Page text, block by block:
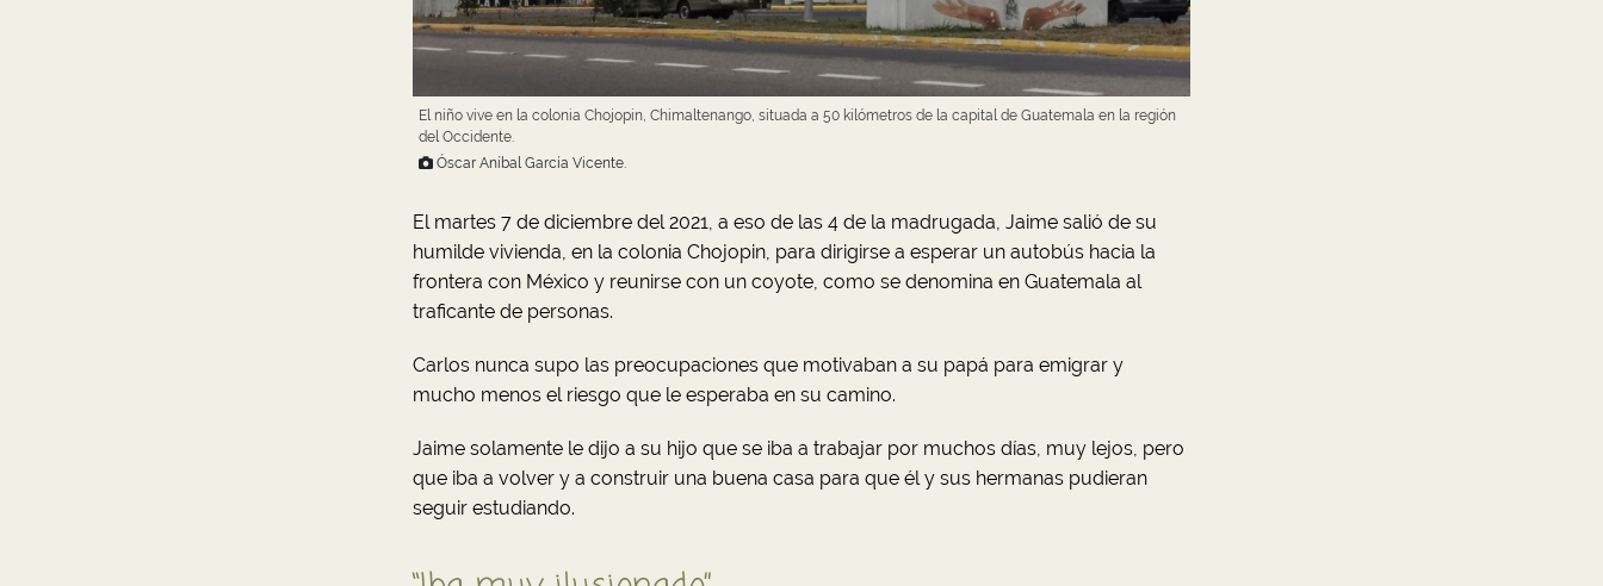
El niño vive en la colonia Chojopin, Chimaltenango, situada a 50 kilómetros de la capital de Guatemala en la región
del Occidente.
Óscar Aníbal García Vicente.
El martes 7 de diciembre del 2021, a eso de las 4 de la madrugada, Jaime salió de su
humilde vivienda, en la colonia Chojopin, para dirigirse a esperar un autobús hacia la
frontera con México y reunirse con un coyote, como se denomina en Guatemala al
traficante de personas.
Carlos nunca supo las preocupaciones que motivaban a su papá para emigrar y
mucho menos el riesgo que le esperaba en su camino.
Jaime solamente le dijo a su hijo que se iba a trabajar por muchos días, muy lejos, pero
que iba a volver y a construir una buena casa para que él y sus hermanas pudieran
seguir estudiando.